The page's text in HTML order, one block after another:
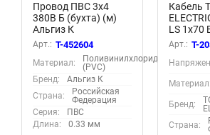
Провод ПВС 3х4
380В Б (бухта) (м)
Альгиз К
ФР-00000442
Арт.: T-452604
Материал:
Поливинилхлорид
(PVC)
Бренд:
Альгиз К
Страна:
Российская
Федерация
Серия:
ПВС
Длина:
0.33 мм
Кабель
LS 1х70
(м)
Арт.: T-
Материал:
Бренд:
Страна: